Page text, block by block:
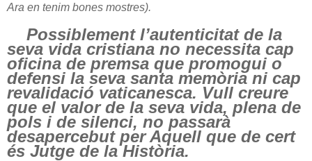
Ara en tenim bones mostres).
Possiblement l’autenticitat de la
seva vida cristiana no necessita cap
oficina de premsa que promogui o
defensi la seva santa memòria ni cap
revalidació vaticanesca. Vull creure
que el valor de la seva vida, plena de
pols i de silenci, no passarà
desapercebut per Aquell que de cert
és Jutge de la Història.